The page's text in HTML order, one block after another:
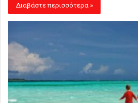
Διαβάστε περισσότερα »